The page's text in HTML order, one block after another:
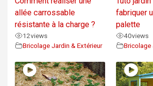
allée carrossable
résistante à la charge ?
12views
Bricolage Jardin & Extérieur
fabriquer
palette
40views
Bricolage